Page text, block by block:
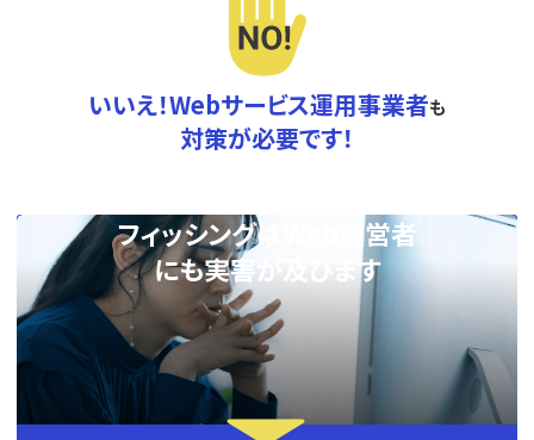
いいえ！Webサービス運用事業者も
対策が必要です！
フィッシングはWeb運営者
にも実害が及びます